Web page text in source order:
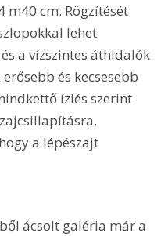
m40 cm. Rögzítését
lehet
a vízszintes áthidalók
és kecsesebb
ízlés szerint
a lépészajt
ácsolt galéria már a